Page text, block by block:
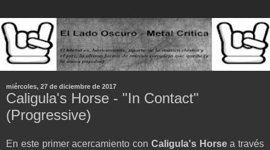
miércoles, 27 de diciembre de 2017
Caligula's Horse - "In Contact"
(Progressive)
En este primer acercamiento con Caligula's Horsea través